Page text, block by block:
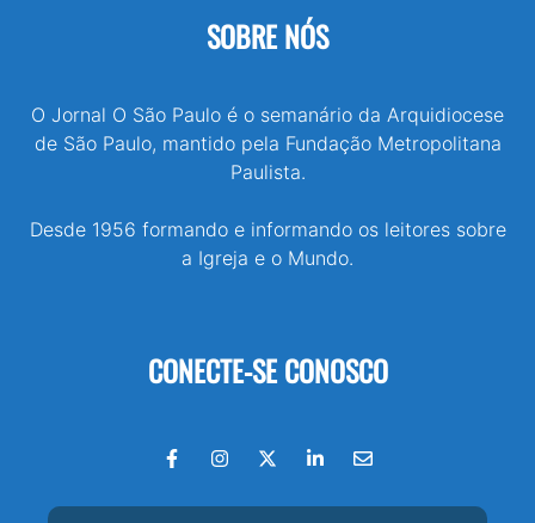
SOBRE NÓS
O Jornal O São Paulo é o semanário da Arquidiocese
de São Paulo, mantido pela Fundação Metropolitana
Paulista.
Desde 1956 formando e informando os leitores sobre
a Igreja e o Mundo.
CONECTE-SE CONOSCO